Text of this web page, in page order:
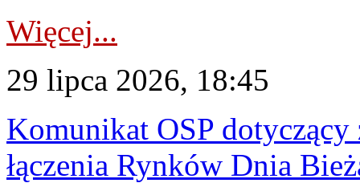
Więcej...
29 lipca 2026, 18:45
Komunikat OSP dotyczący
łączenia Rynków Dnia